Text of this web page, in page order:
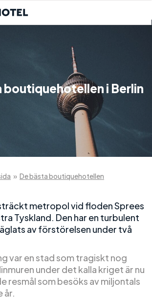
boutiquehotellen i Berlin
» De bästa boutiquehotellen
metropol vid floden Sprees
Tyskland. Den har en turbulent
av förstörelsen under två
var en stad som tragiskt nog
under det kalla kriget är nu
resmål som besöks av miljontals
år.